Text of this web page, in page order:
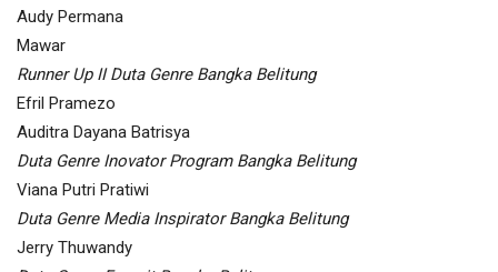
Audy Permana
Mawar
Runner Up II Duta Genre Bangka Belitung
Efril Pramezo
Auditra Dayana Batrisya
Duta Genre Inovator Program Bangka Belitung
Viana Putri Pratiwi
Duta Genre Media Inspirator Bangka Belitung
Jerry Thuwandy